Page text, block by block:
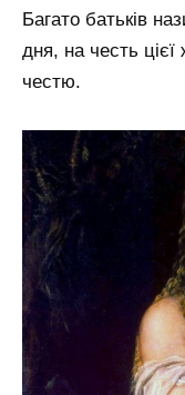
Багато батьків
дня, на честь
честю.